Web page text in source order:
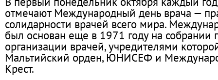
отмечают Международный день врача —
солидарности врачей всего мира.
был основан еще в 1971 году на собрании
организации врачей, учредителями
Мальтийский орден, ЮНИСЕФ и
Крест.